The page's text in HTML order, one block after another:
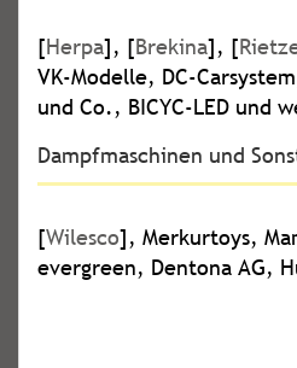
[Herpa], [Brekina], [
VK-Modelle, DC-
und Co., BICYC-LED und
Dampfmaschinen und
[Wilesco], Merkurtoys,
evergreen, Dentona AG,